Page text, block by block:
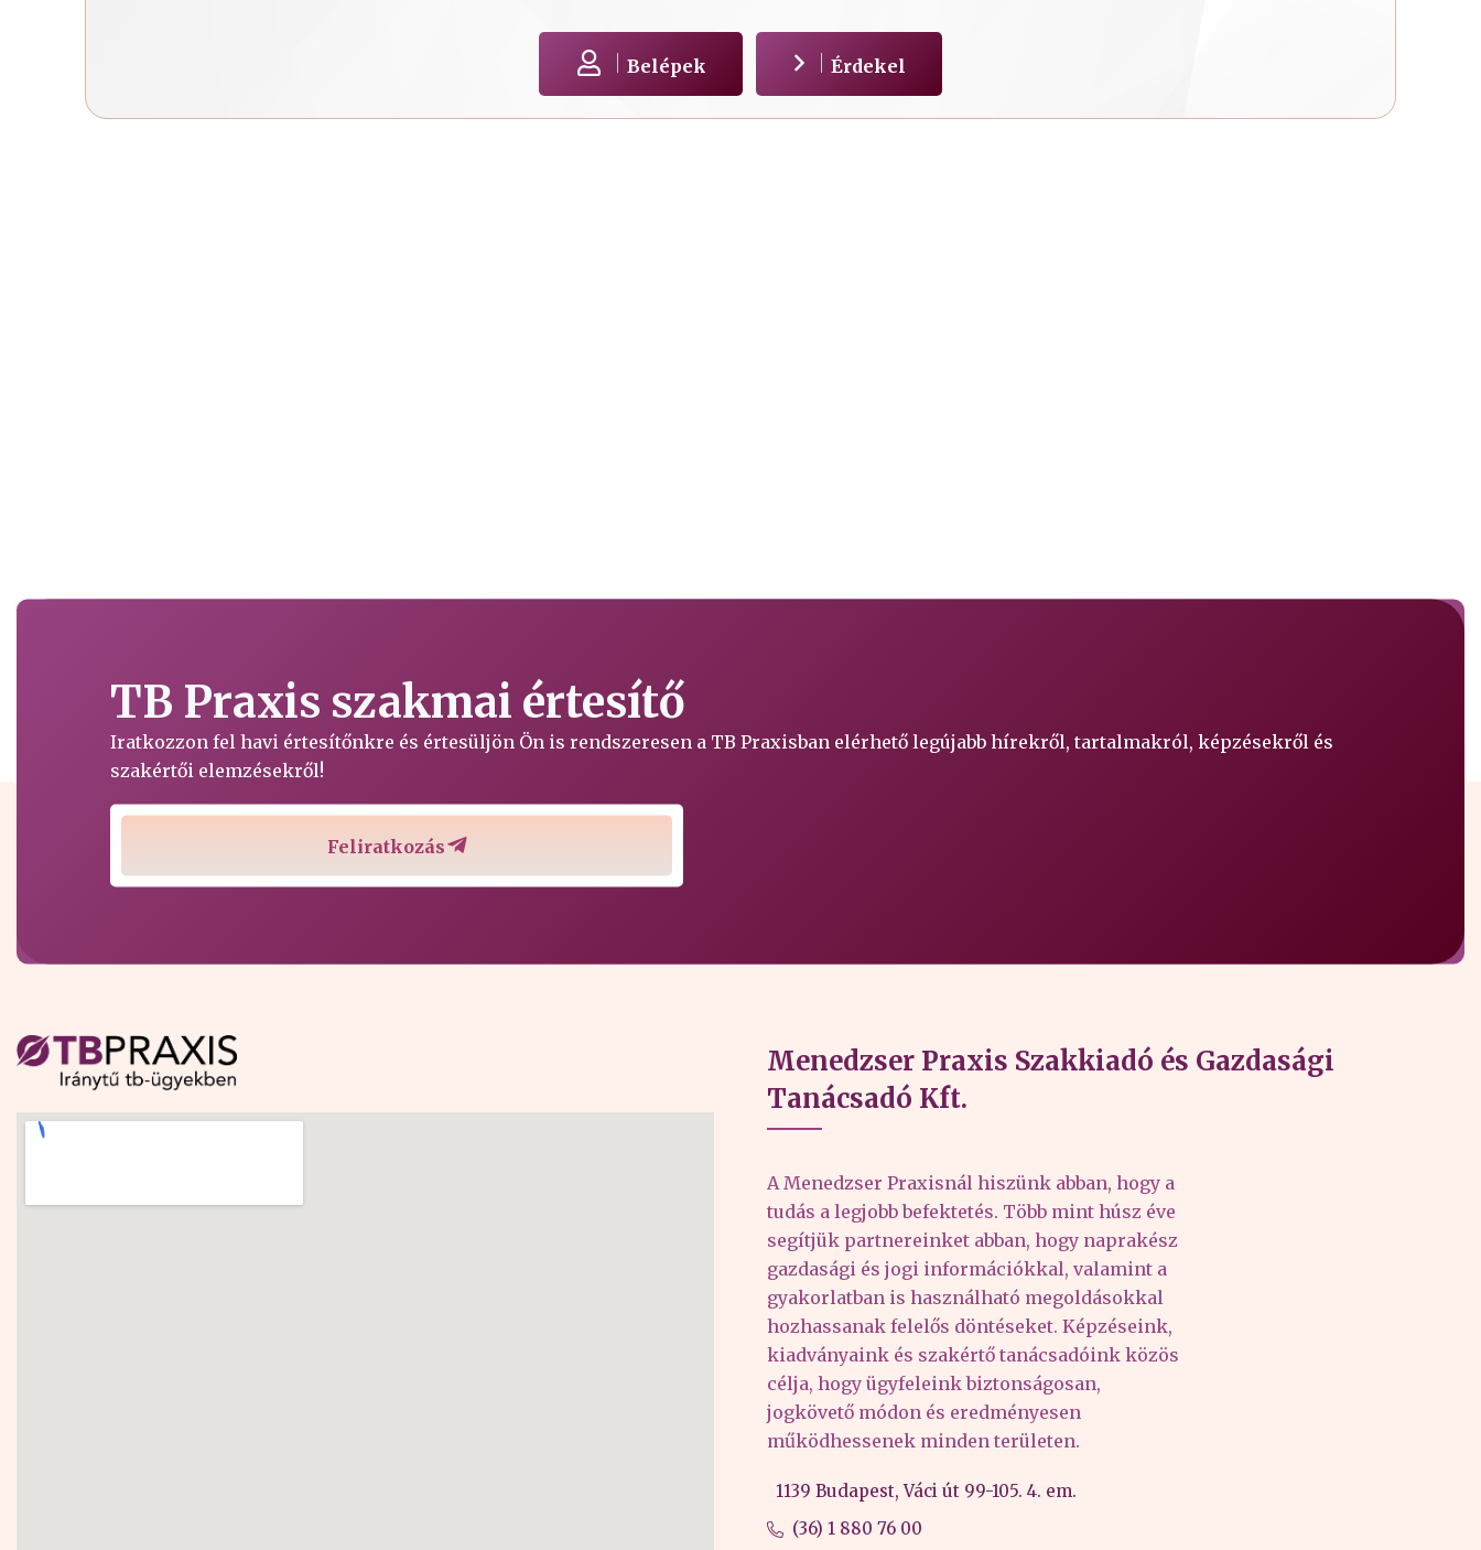
Belépek Érdekel
TB Praxis szakmai értesítő
Iratkozzon fel havi értesítőnkre és értesüljön Ön is rendszeresen a TB Praxisban elérhető legújabb hírekről, tartalmakról, képzésekről és
szakértői elemzésekről!
Feliratkozás
Menedzser Praxis Szakkiadó és Gazdasági
Tanácsadó Kft.
A Menedzser Praxisnál hiszünk abban, hogy a
tudás a legjobb befektetés. Több mint húsz éve
segítjük partnereinket abban, hogy naprakész
gazdasági és jogi információkkal, valamint a
gyakorlatban is használható megoldásokkal
hozhassanak felelős döntéseket. Képzéseink,
kiadványaink és szakértő tanácsadóink közös
célja, hogy ügyfeleink biztonságosan,
jogkövető módon és eredményesen
működhessenek minden területen.
1139 Budapest, Váci út 99-105. 4. em.
(36) 1 880 76 00